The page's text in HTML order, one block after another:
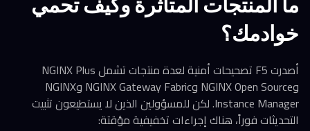
خوادمك؟
أصدرت F5 تصحيحات أمنية لعدة منتجات تشمل NGINX Plus
وNGINX Open Source وNGINX Gateway Fabric وNGINX
Instance Manager. لكن للمسؤولين الذين لا يستطيعون تثبيت
التحديثات فوراً، هناك إجراءات تخفيفية مؤقتة: